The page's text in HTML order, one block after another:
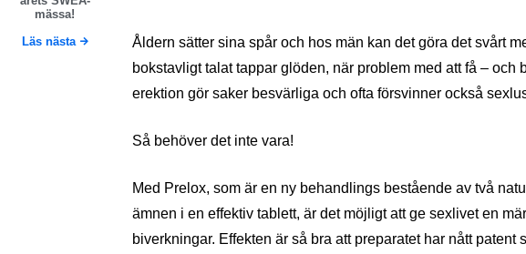
mässa!
Läs nästa
Åldern sätter sina spår och hos män kan det göra det svårt
bokstavligt talat tappar glöden, när problem med att få – och
erektion gör saker besvärliga och ofta försvinner också
Så behöver det inte vara!
Med Prelox, som är en ny behandlings bestående av två
ämnen i en effektiv tablett, är det möjligt att ge sexlivet en
biverkningar. Effekten är så bra att preparatet har nått patent